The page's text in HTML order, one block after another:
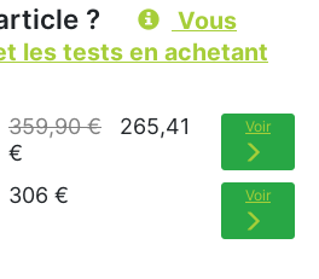
?
Vous
les tests en achetant
359,90 €
265,41
€
Voir
306 € Voir